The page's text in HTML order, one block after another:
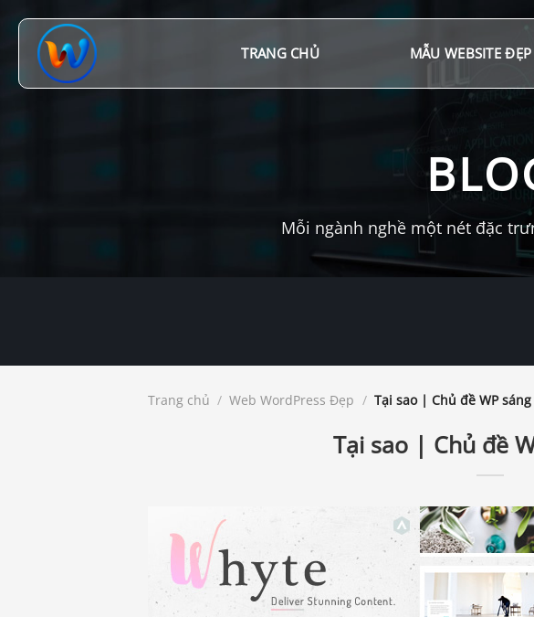
đến
TRANG CHỦ MẪU WEBSITE ĐẸP
Mỗi ngành nghề một nét đặc
Trang chủ / Web WordPress Đẹp / Tại sao | Chủ đề WP
Tại sao | Chủ đề